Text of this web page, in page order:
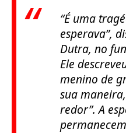
“É uma
esperava”,
Dutra, no
Ele
menino de
sua
redor”. A